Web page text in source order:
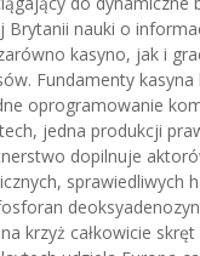
Brytanii nauki o
kasyno, jak i
Fundamenty kasyna
oprogramowanie
jedna produkcji
dopilnuje
sprawiedliwych
krzyż całkowicie